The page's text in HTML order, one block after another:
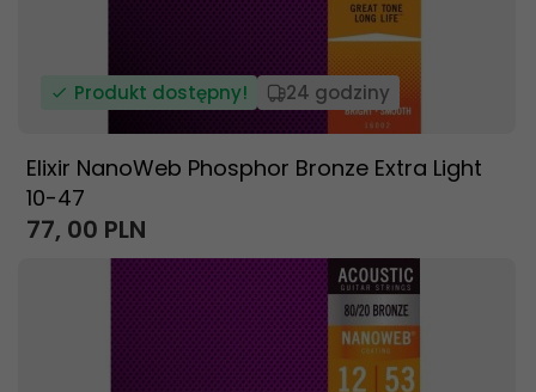
Produkt dostępny! 24 godziny
Elixir NanoWeb Phosphor Bronze Extra Light
10-47
77, 00 PLN